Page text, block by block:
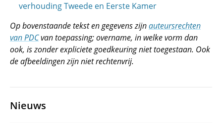
verhouding Tweede en Eerste Kamer
Op bovenstaande tekst en gegevens zijnauteursrechten
van PDCvan toepassing; overname, in welke vorm dan
ook, is zonder expliciete goedkeuring niet toegestaan. Ook
de afbeeldingen zijn niet rechtenvrij.
Nieuws